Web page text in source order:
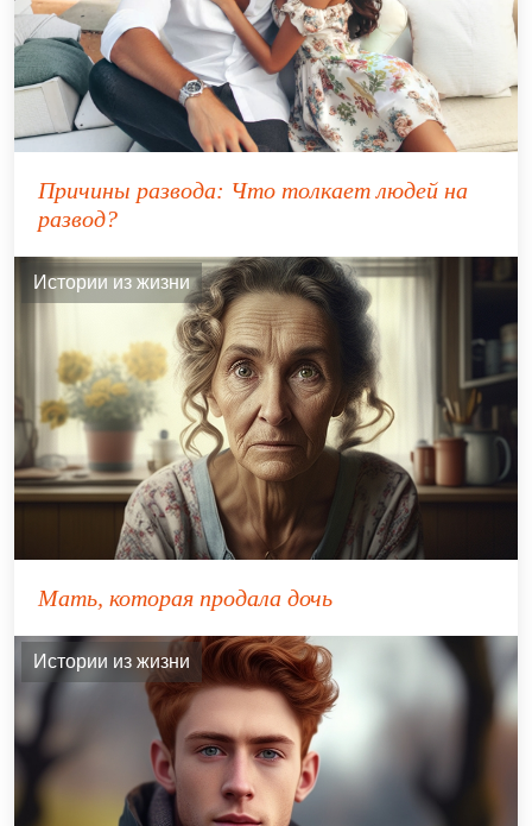
Причины развода: Что толкает людей на
развод?
Истории из жизни
Мать, которая продала дочь
Истории из жизни